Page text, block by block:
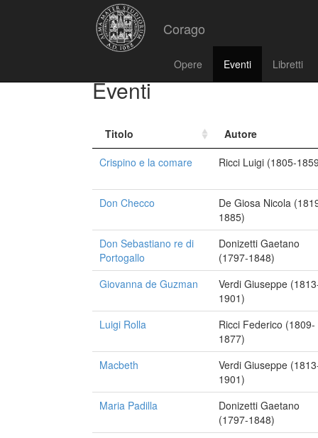
Corago
Opere Eventi Libretti
Eventi
Titolo
Autore
Crispino e la comare
Ricci Luigi (1805-
Don Checco
De Giosa Nicola
1885)
Don Sebastiano re di
Portogallo
Donizetti Gaetano
(1797-1848)
Giovanna de Guzman
Verdi Giuseppe
1901)
Luigi Rolla
Ricci Federico (1809-
1877)
Macbeth
Verdi Giuseppe
1901)
Maria Padilla
Donizetti Gaetano
(1797-1848)